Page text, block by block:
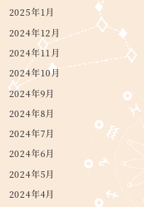
2025年1月
2024年12月
2024年11月
2024年10月
2024年9月
2024年8月
2024年7月
2024年6月
2024年5月
2024年4月